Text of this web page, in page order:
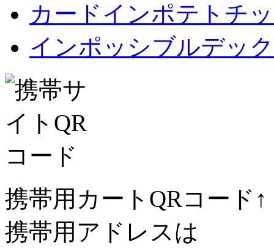
カードインポテトチ
インポッシブルデック
携帯用カートQRコード↑
携帯用アドレスは